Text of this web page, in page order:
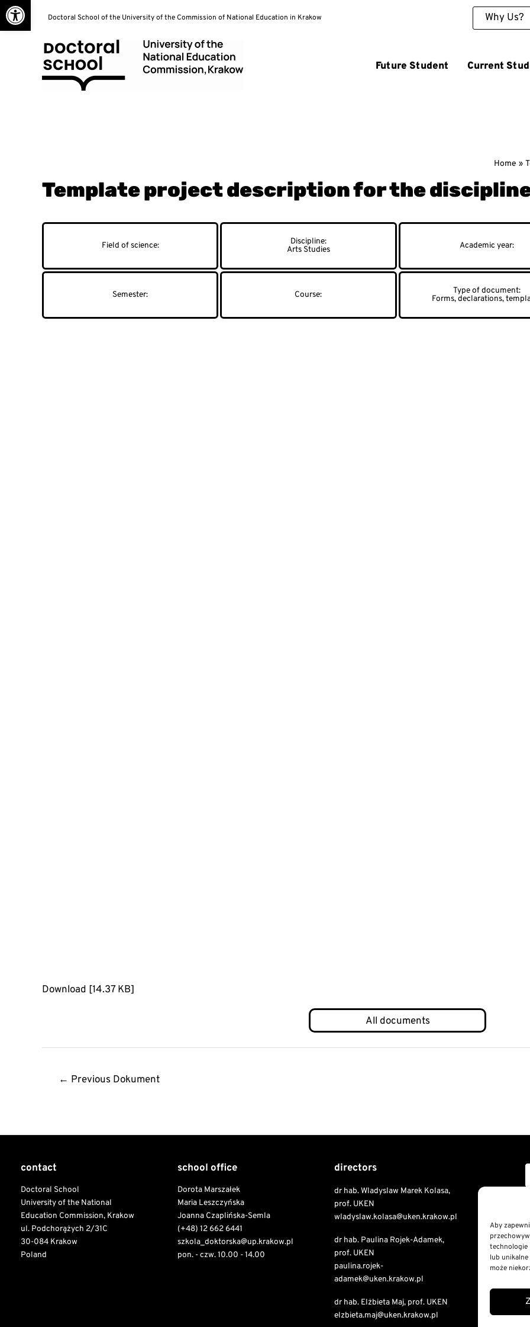
Open toolbar
Aby
technologie
lub
może
Skip
to
Doctoral School of the University of the Commission of National Education in Krakow Why Us?
Future Student Current
Home
Template project description for the
Arts Studies
Forms, declarations,
Download [14.37 KB]
navigation
← Previous Dokument
contact
Doctoral School
University of the National
Education Commission, Krakow
ul. Podchorążych 2/31C
30-084 Krakow
Poland
school office
Dorota Marszałek
Maria Leszczyńska
Joanna Czaplińska-Semla
(+48) 12 662 6441
szkola_doktorska@up.krakow.pl
pon. - czw. 10.00 - 14.00
directors
dr hab. Wladyslaw Marek Kolasa,
prof. UKEN
wladyslaw.kolasa@uken.krakow.pl
dr hab. Paulina Rojek-Adamek,
prof. UKEN
paulina.rojek-
adamek@uken.krakow.pl
dr hab. Elżbieta Maj, prof. UKEN
elzbieta.maj@uken.krakow.pl
Public
RODO